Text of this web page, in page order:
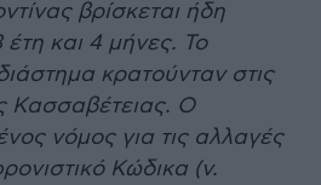
βρίσκεται ήδη
έτη και 4 μήνες. Το
κρατούνταν στις
Κασσαβέτειας. Ο
νόμος για τις αλλαγές
Κώδικα (ν.